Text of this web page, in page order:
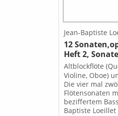
Jean-Baptiste
12
Heft 2,
Altblockflöte
Violine, Oboe)
Die vier mal
Flötensonaten
beziffertem
Baptiste Loeillet